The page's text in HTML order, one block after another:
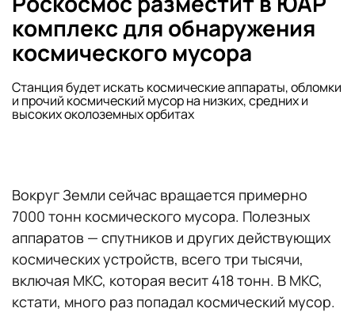
комплекс для обнаружения
космического мусора
Станция будет искать космические аппараты, обломки
и прочий космический мусор на низких, средних и
высоких околоземных орбитах
Вокруг Земли сейчас вращается примерно
7000 тонн космического мусора. Полезных
аппаратов — спутников и других действующих
космических устройств, всего три тысячи,
включая МКС, которая весит 418 тонн. В МКС,
кстати, много раз попадал космический мусор.